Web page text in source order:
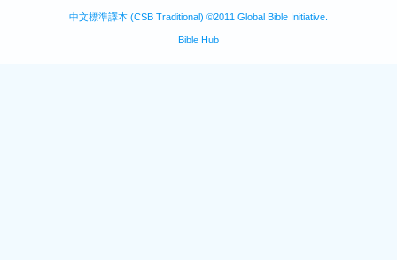
中文標準譯本 (CSB Traditional) ©2011 Global Bible Initiative.
Bible Hub